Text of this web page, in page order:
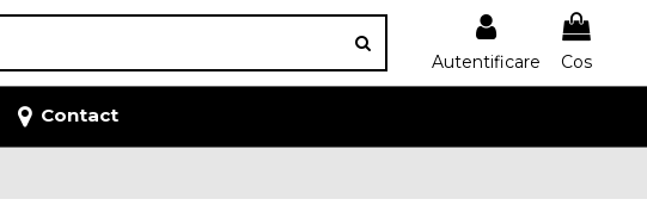
Autentificare Cos
Contact